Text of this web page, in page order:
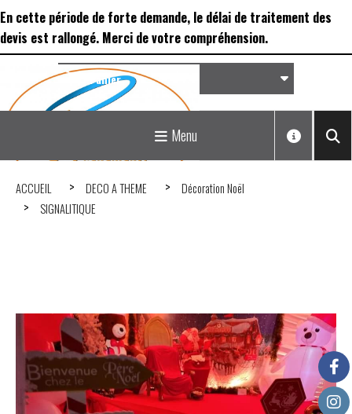
En cette période de forte demande, le délai de traitement des
devis est rallongé. Merci de votre compréhension.
Matériel de réception &
Déco...
Panier
Menu
ACCUEIL DECO A THEME
Décoration Noël
SIGNALITIQUE